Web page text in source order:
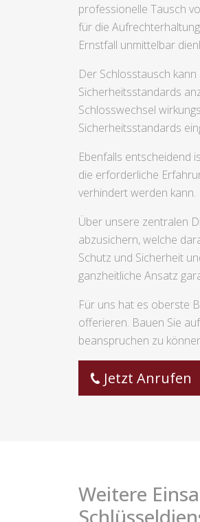
professionelle Tausch
für die
Ernstfall unmittelbar
Der Schlosstausch
Sicherheitsstandards
Schlosswechsel
Sicherheitsstandards
Ebenfalls entscheidend
die erforderliche
verhindert werden kann.
Über unsere zentralen
abzusichern, welche
Schutz und Sicherheit
ganzheitliche Ansatz
Für uns hat es oberste
offerieren. Bauen Sie
beanspruchen zu
Jetzt Anrufen
Weitere